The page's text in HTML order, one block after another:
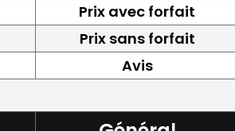
Prix avec forfait
Prix sans forfait
Avis